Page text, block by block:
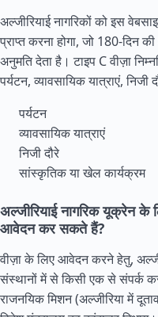
अल्जीरियाई नागरिकों को इस
प्राप्त करना होगा, जो 180-दिन
अनुमति देता है। टाइप C वीज़ा
पर्यटन, व्यावसायिक यात्राएं,
पर्यटन
व्यावसायिक यात्राएं
निजी दौरे
सांस्कृतिक या खेल कार्यक्रम
अल्जीरियाई नागरिक यूक्रेन के
आवेदन कर सकते हैं?
वीज़ा के लिए आवेदन करने हेतु,
संस्थानों में से किसी एक से संपर्क
राजनयिक मिशन (अल्जीरिया में